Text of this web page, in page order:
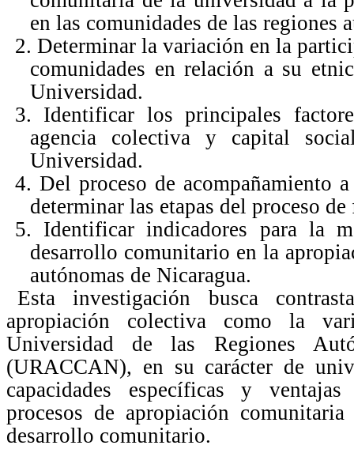
en las comunidades de las regiones
2. Determinar la variación en la
comunidades en relación a su
Universidad.
3. Identificar los principales
agencia colectiva y capital
Universidad.
4. Del proceso de acompañamiento
determinar las etapas del proceso
5. Identificar indicadores para la
desarrollo comunitario en la
autónomas de Nicaragua.
Esta investigación busca
apropiación colectiva como la
Universidad de las Regiones
(URACCAN), en su carácter de
capacidades específicas y
procesos de apropiación
desarrollo comunitario.